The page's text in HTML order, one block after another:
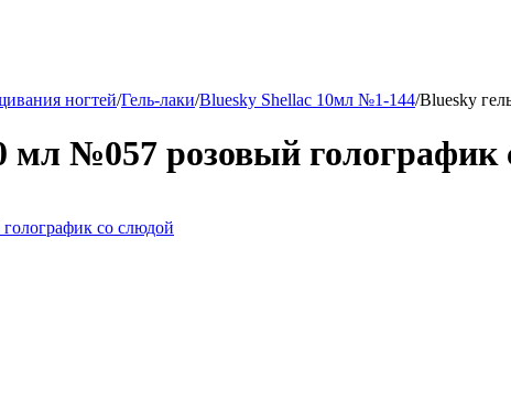
ногтей/Гель-лаки/Bluesky Shellac 10мл №1-144/Bluesky
мл №057 розовый голографик